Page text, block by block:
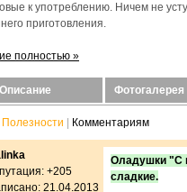
к употреблению. Ничем не
приготовления.
полностью »
Описание Фотогалерея
Полезности Комментариям
+205
21.04.2013
Оладушки "С
сладкие.